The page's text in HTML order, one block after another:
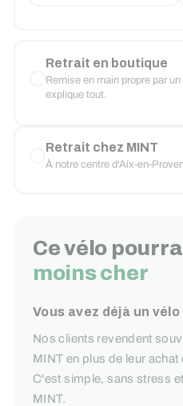
Retrait en boutique
Remise en main propre par
explique tout.
Retrait chez MINT
À notre centre d'Aix-en-
Ce vélo
moins cher
Vous avez déjà un vélo
Nos clients revendent
MINT en plus de leur
C'est simple, sans stress
MINT.